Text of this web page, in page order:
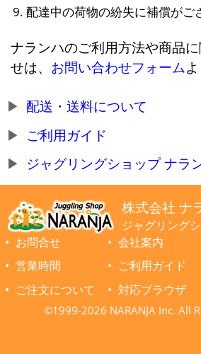
配達中の荷物の紛失に補償がご
ナランハのご利用方法や商品
せは、 お問い合わせフォーム
配送・送料について
ご利用ガイド
ジャグリングショップ ナラ
株式会社 ナ
ジャグリング
お問合せ
会社案内
営業時間
ご利用ガイド
ご注文について
対応ブラウザ
©1999-2026 NARANJA Inc. All